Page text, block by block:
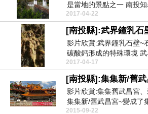
是當地的景點之一 南投知
2017-04-22
影片欣賞:武界鐘乳石壁~
碳酸鈣形成的特殊環境 武
2017-04-17
影片欣賞:集集舊武昌宮
集集新/舊武昌宮~變成了
2015-09-22